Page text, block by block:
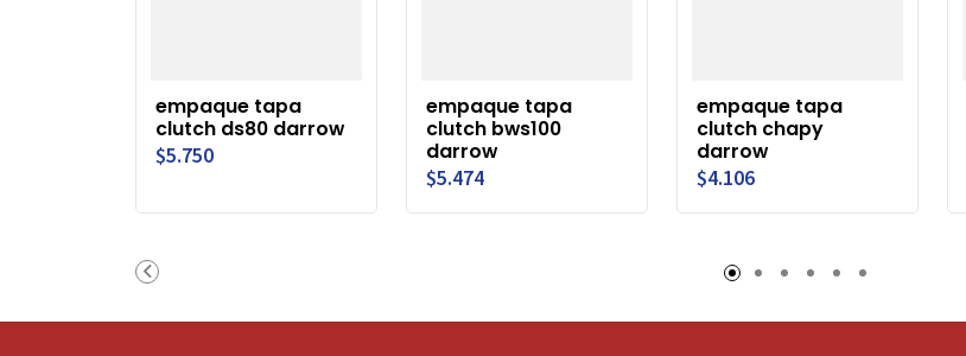
empaque tapa
clutch ds80 darrow
$5.750
empaque tapa
clutch bws100
darrow
$5.474
empaque tapa
clutch chapy
darrow
$4.106